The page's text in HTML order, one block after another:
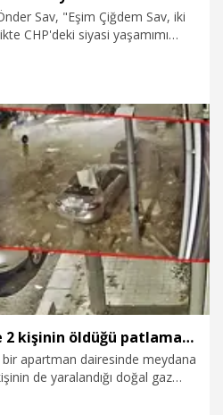
Sav, "Eşim Çiğdem Sav, iki
CHP'deki siyasi yaşamımı
Apartman dairesinde 2 kişinin öldüğü patlamada son anda kurtuldular
bir apartman dairesinde meydana
de yaralandığı doğal gaz